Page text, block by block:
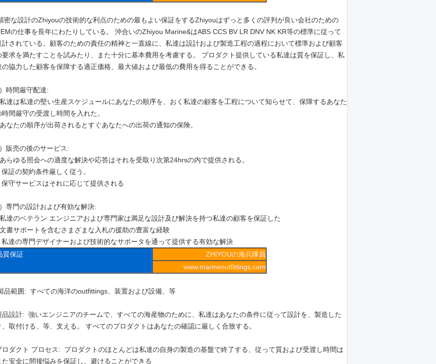
密な設計のZhiyouの技術的な利点のための最もよい保証をするZhiyouはずっと多くの評判が良い会社のための
の仕事を長年にわたりしている。 沖合いのZhiyou Marine&はABS CCS BV LR DNV NK KR等の標準に従って
計されている。顧客のための責任の精神と一直線に、私達は設計および製造工程の過程において標準および顧客
要求を満たすことを試みたり、また十分に基本費用を考慮する。 プロダクト提供している私達は質を保証し、私
の協力した顧客を保障する適正価格、最大値および最低の費用を得ることができる。
時間厳守配達:
達は私達の堅い生産スケジュールにあなたの順序を、おく私達の顧客を工程について知らせて、保障するあなた
時間厳守の受渡し時間を入れた。
なたの順序が出荷されるとすぐあなたへの出荷の通知の保険。
販売の後のサービス:
らゆる照会への適度な解決や応答はそれを受取り次第24hrsの内で提供される。
証の契約条件厳しく従う。
守サービスはそれに応じて提供される
専門の設計および有効な解決:
達のベテラン エンジニアおよび専門家は満足な設計及び解決を持つ私達の顧客を保証した
書サポートを含むさまざまな入札の援助の豊富な経験
達の専門デザイナーおよび技術的なサポータを通って提供する有効な解決
質保証
ZHIYOUの海兵隊員
www.marineoutfittings.com
品範囲: すべての海洋のoutfittings、装置および設備、等
品設計: 強いエンジニアのチームで、すべての海産物のために、私達はあなたの条件に従って設計を、製造した
、取付ける、等、支える。 すべてのプロダクトはあなたの確認に厳しく合致する。
ロダクト プロセス: プロダクトのほとんどは私達の自身の製造の基盤で終了する、従って質および受渡し時間は
た安全に間接悩みを保証し、避けることができる